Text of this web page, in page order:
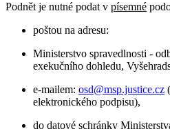
Podnět je nutné podat v písemné
poštou na adresu:
Ministerstvo spravedlnosti -
exekučního dohledu,
e-mailem: osd@msp.justice.cz
elektronického podpisu),
do datové schránky